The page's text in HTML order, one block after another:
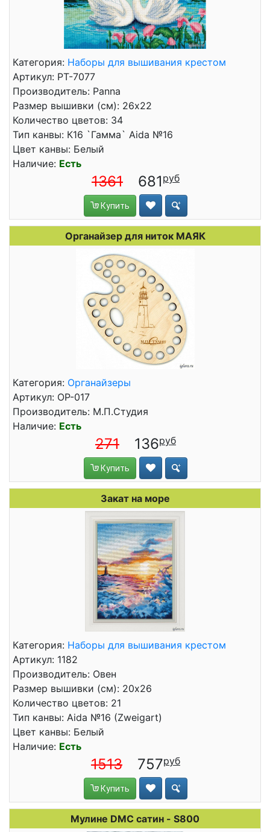
Категория: Наборы для вышивания крестом
Артикул: PT-7077
Производитель: Panna
Размер вышивки (см): 26x22
Количество цветов: 34
Тип канвы: К16 `Гамма` Aida №16
Цвет канвы: Белый
Наличие: Есть
1361 681
Купить
Органайзер для ниток МАЯК
Категория: Органайзеры
Артикул: ОР-017
Производитель: М.П.Студия
Наличие: Есть
271 136
Купить
Закат на море
Категория: Наборы для вышивания крестом
Артикул: 1182
Производитель: Овен
Размер вышивки (см): 20x26
Количество цветов: 21
Тип канвы: Aida №16 (Zweigart)
Цвет канвы: Белый
Наличие: Есть
1513 757
Купить
Мулине DMC сатин - S800